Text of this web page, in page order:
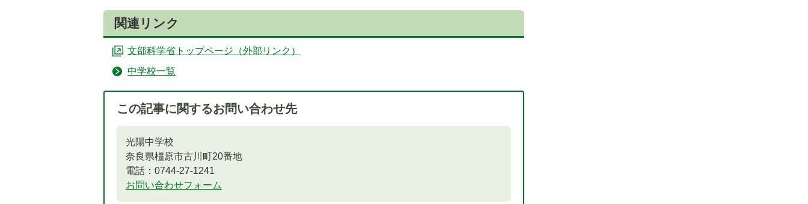
関連リンク
文部科学省トップページ（外部リンク）
中学校一覧
この記事に関するお問い合わせ先
光陽中学校
奈良県橿原市古川町20番地
電話：0744-27-1241
お問い合わせフォーム